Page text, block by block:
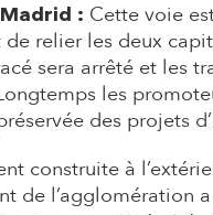
Madrid : Cette voie
relier les deux
sera arrêté et les
les
des projets
construite à
de l’agglomération